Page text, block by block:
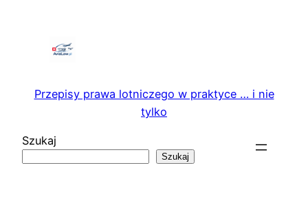
Przepisy prawa lotniczego w praktyce … i nie
tylko
Szukaj
Szukaj